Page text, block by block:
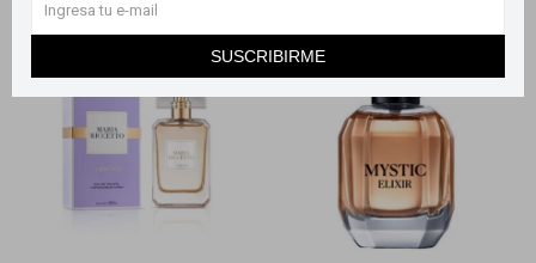
SUSCRIBIRME